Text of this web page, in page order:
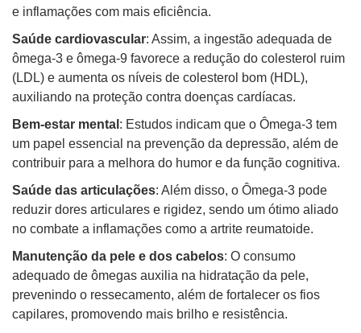
e inflamações com mais eficiência.
Saúde cardiovascular: Assim, a ingestão adequada de
ômega-3 e ômega-9 favorece a redução do colesterol ruim
(LDL) e aumenta os níveis de colesterol bom (HDL),
auxiliando na proteção contra doenças cardíacas.
Bem-estar mental : Estudos indicam que o Ômega-3 tem
um papel essencial na prevenção da depressão, além de
contribuir para a melhora do humor e da função cognitiva.
Saúde das articulações: Além disso, o Ômega-3 pode
reduzir dores articulares e rigidez, sendo um ótimo aliado
no combate a inflamações como a artrite reumatoide.
Manutenção da pele e dos cabelos: O consumo
adequado de ômegas auxilia na hidratação da pele,
prevenindo o ressecamento, além de fortalecer os fios
capilares, promovendo mais brilho e resistência.